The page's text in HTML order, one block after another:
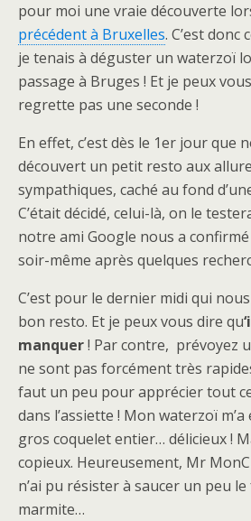
pour moi une vraie découverte
précédent à Bruxelles. C’est donc
je tenais à déguster un waterzoï
passage à Bruges ! Et je peux
regrette pas une seconde !
En effet, c’est dès le 1er jour que
découvert un petit resto aux
sympathiques, caché au fond
C’était décidé, celui-là, on le
notre ami Google nous a
soir-même après quelques
C’est pour le dernier midi qui
bon resto. Et je peux vous dire qu
manquer! Par contre, prévoyez
ne sont pas forcément très
faut un peu pour apprécier tout
dans l’assiette ! Mon waterzoï
gros coquelet entier… délicieux !
copieux. Heureusement, Mr
n’ai pu résister à saucer un peu
marmite…